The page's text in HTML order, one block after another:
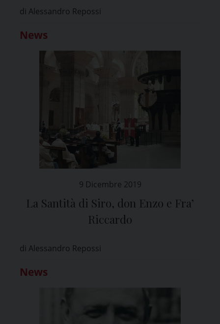
di Alessandro Repossi
News
9 Dicembre 2019
La Santità di Siro, don Enzo e Fra’
Riccardo
di Alessandro Repossi
News